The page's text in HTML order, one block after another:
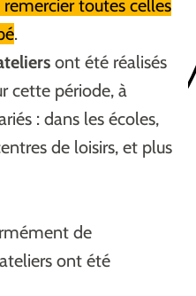
toutes celles
.
ont été réalisés
cette période, à
: dans les écoles,
de loisirs, et plus
de
ont été